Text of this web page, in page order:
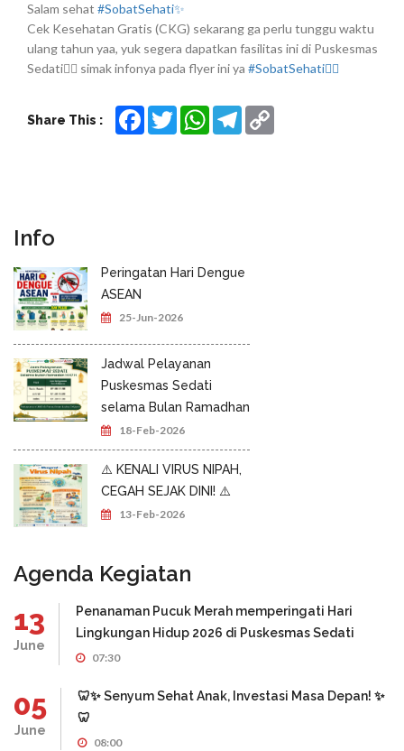
Salam sehat #SobatSehati✨
Cek Kesehatan Gratis (CKG) sekarang ga perlu tunggu waktu
ulang tahun yaa, yuk segera dapatkan fasilitas ini di Puskesmas
Sedati👍🏻 simak infonya pada flyer ini ya #SobatSehati👌🏻
Share This : Facebook
TwitterWhatsAppTelegram
Info
Peringatan Hari Dengue
ASEAN
25-Jun-2026
Jadwal Pelayanan
Puskesmas Sedati
selama Bulan Ramadhan
18-Feb-2026
⚠️ KENALI VIRUS NIPAH,
CEGAH SEJAK DINI! ⚠️
13-Feb-2026
Agenda Kegiatan
13
June
Penanaman Pucuk Merah memperingati Hari
Lingkungan Hidup 2026 di Puskesmas Sedati
07:30
05
June
🦷✨ Senyum Sehat Anak, Investasi Masa Depan! ✨
🦷
08:00